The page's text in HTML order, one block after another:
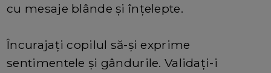
cu mesaje blânde și înțelepte.
Încurajați copilul să-și exprime
sentimentele și gândurile. Validați-i